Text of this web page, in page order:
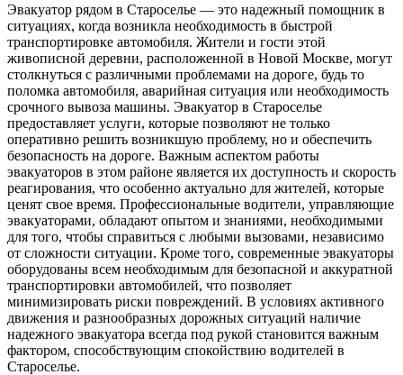
Эвакуатор рядом в Староселье — это надежный помощник в
ситуациях, когда возникла необходимость в быстрой
транспортировке автомобиля. Жители и гости этой
живописной деревни, расположенной в Новой Москве, могут
столкнуться с различными проблемами на дороге, будь то
поломка автомобиля, аварийная ситуация или необходимость
срочного вывоза машины. Эвакуатор в Староселье
предоставляет услуги, которые позволяют не только
оперативно решить возникшую проблему, но и обеспечить
безопасность на дороге. Важным аспектом работы
эвакуаторов в этом районе является их доступность и скорость
реагирования, что особенно актуально для жителей, которые
ценят свое время. Профессиональные водители, управляющие
эвакуаторами, обладают опытом и знаниями, необходимыми
для того, чтобы справиться с любыми вызовами, независимо
от сложности ситуации. Кроме того, современные эвакуаторы
оборудованы всем необходимым для безопасной и аккуратной
транспортировки автомобилей, что позволяет
минимизировать риски повреждений. В условиях активного
движения и разнообразных дорожных ситуаций наличие
надежного эвакуатора всегда под рукой становится важным
фактором, способствующим спокойствию водителей в
Староселье.